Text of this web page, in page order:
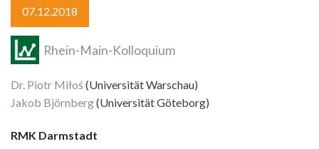
07.12.2018
Rhein-Main-Kolloquium
Dr. Piotr Miłoś(Universität Warschau)
Jakob Björnberg(Universität Göteborg)
RMK Darmstadt